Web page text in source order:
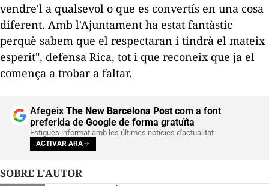
vendre'l a qualsevol o que es convertís en una cosa
diferent. Amb l'Ajuntament ha estat fantàstic
perquè sabem que el respectaran i tindrà el mateix
esperit", defensa Rica, tot i que reconeix que ja el
comença a trobar a faltar.
Afegeix The New Barcelona Postcom a font
preferida de Google de forma gratuïta
Estigues informat amb les últimes notícies d'actualitat
ACTIVAR ARA
SOBRE L'AUTOR